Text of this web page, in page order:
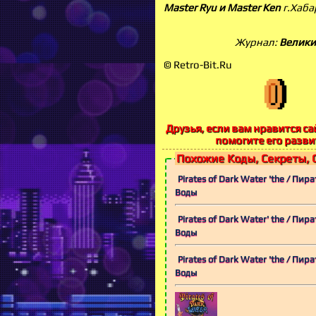
Master Ryu и Master Ken
Журнал:
© Retro-Bit.Ru
Друзья, если вам нравится
помогите его
Похожие Коды, Секреты,
Pirates of Dark Water 'the /
Воды
Pirates of Dark Water' the /
Воды
Pirates of Dark Water 'the /
Воды